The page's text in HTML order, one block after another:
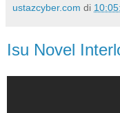
ustazcyber.com di
Isu Novel